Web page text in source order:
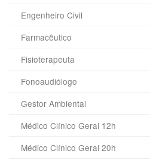
Engenheiro Civil
Farmacêutico
Fisioterapeuta
Fonoaudiólogo
Gestor Ambiental
Médico Clínico Geral 12h
Médico Clínico Geral 20h